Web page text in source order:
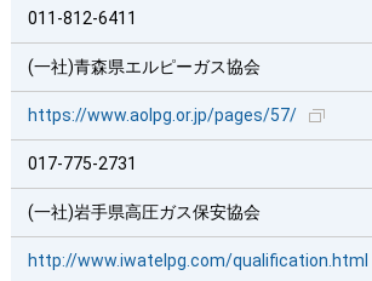
011-812-6411
(一社)青森県エルピーガス協会
https://www.aolpg.or.jp/pages/57/
017-775-2731
(一社)岩手県高圧ガス保安協会
http://www.iwatelpg.com/qualification.html